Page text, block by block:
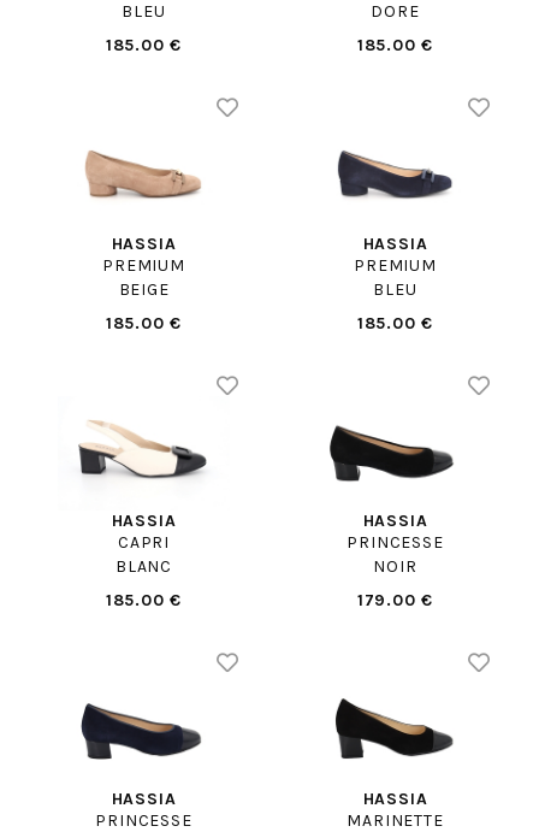
BLEU
185.00 €
DORE
185.00 €
HASSIA
PREMIUM
BEIGE
185.00 €
HASSIA
PREMIUM
BLEU
185.00 €
HASSIA
CAPRI
BLANC
185.00 €
HASSIA
PRINCESSE
NOIR
179.00 €
HASSIA
PRINCESSE
HASSIA
MARINETTE